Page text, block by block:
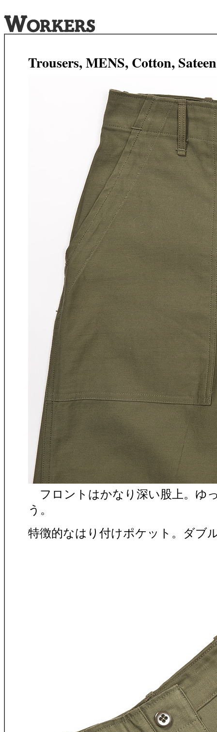
Trousers, MENS, Cotton, Sateen
フロントはかなり深い股上。ゆ
う。
特徴的なはり付けポケット。ダブ